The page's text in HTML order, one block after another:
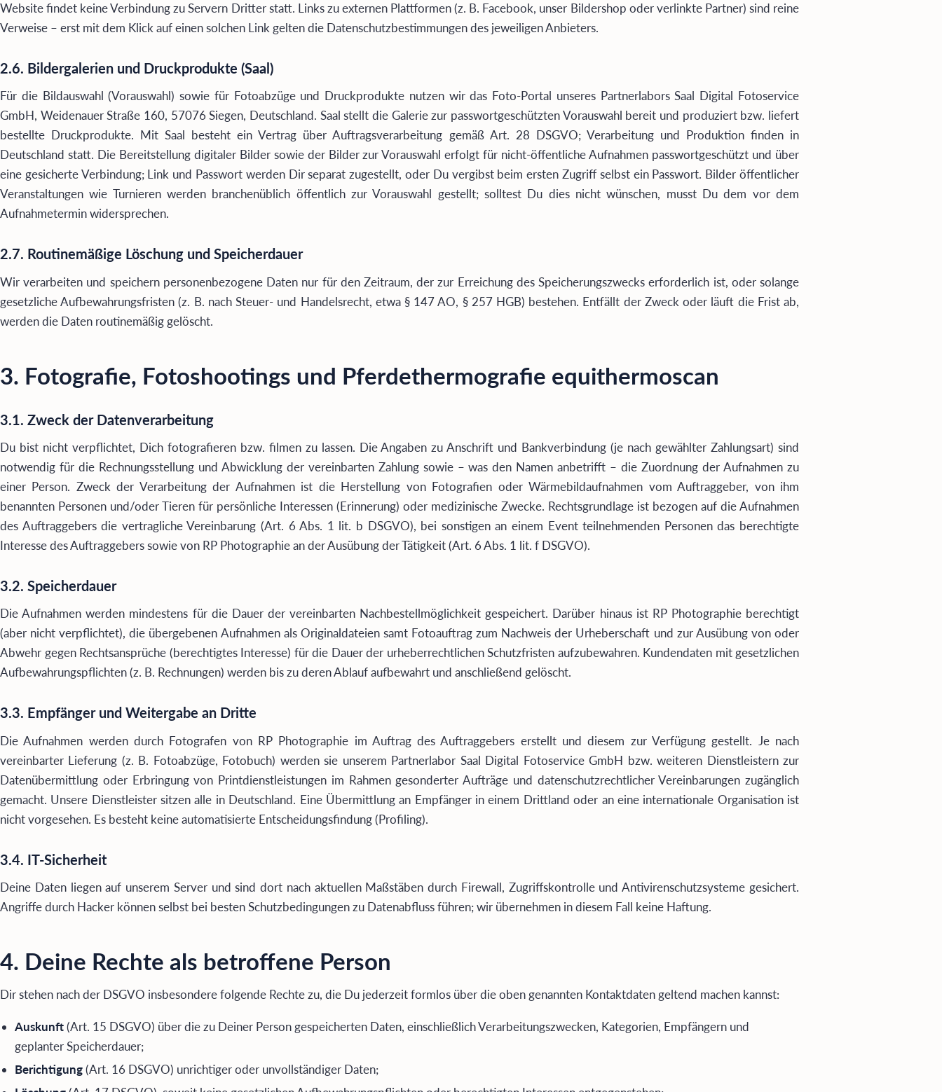
Website findet keine Verbindung zu Servern Dritter statt. Links zu externen Plattformen (z. B. Facebook, unser Bildershop oder verlinkte Partner) sind reine
Verweise – erst mit dem Klick auf einen solchen Link gelten die Datenschutzbestimmungen des jeweiligen Anbieters.
2.6. Bildergalerien und Druckprodukte (Saal)
Für die Bildauswahl (Vorauswahl) sowie für Fotoabzüge und Druckprodukte nutzen wir das Foto-Portal unseres Partnerlabors Saal Digital Fotoservice
GmbH, Weidenauer Straße 160, 57076 Siegen, Deutschland. Saal stellt die Galerie zur passwortgeschützten Vorauswahl bereit und produziert bzw. liefert
bestellte Druckprodukte. Mit Saal besteht ein Vertrag über Auftragsverarbeitung gemäß Art. 28 DSGVO; Verarbeitung und Produktion finden in
Deutschland statt. Die Bereitstellung digitaler Bilder sowie der Bilder zur Vorauswahl erfolgt für nicht-öffentliche Aufnahmen passwortgeschützt und über
eine gesicherte Verbindung; Link und Passwort werden Dir separat zugestellt, oder Du vergibst beim ersten Zugriff selbst ein Passwort. Bilder öffentlicher
Veranstaltungen wie Turnieren werden branchenüblich öffentlich zur Vorauswahl gestellt; solltest Du dies nicht wünschen, musst Du dem vor dem
Aufnahmetermin widersprechen.
2.7. Routinemäßige Löschung und Speicherdauer
Wir verarbeiten und speichern personenbezogene Daten nur für den Zeitraum, der zur Erreichung des Speicherungszwecks erforderlich ist, oder solange
gesetzliche Aufbewahrungsfristen (z. B. nach Steuer- und Handelsrecht, etwa § 147 AO, § 257 HGB) bestehen. Entfällt der Zweck oder läuft die Frist ab,
werden die Daten routinemäßig gelöscht.
3. Fotografie, Fotoshootings und Pferdethermografie equithermoscan
3.1. Zweck der Datenverarbeitung
Du bist nicht verpflichtet, Dich fotografieren bzw. filmen zu lassen. Die Angaben zu Anschrift und Bankverbindung (je nach gewählter Zahlungsart) sind
notwendig für die Rechnungsstellung und Abwicklung der vereinbarten Zahlung sowie – was den Namen anbetrifft – die Zuordnung der Aufnahmen zu
einer Person. Zweck der Verarbeitung der Aufnahmen ist die Herstellung von Fotografien oder Wärmebildaufnahmen vom Auftraggeber, von ihm
benannten Personen und/oder Tieren für persönliche Interessen (Erinnerung) oder medizinische Zwecke. Rechtsgrundlage ist bezogen auf die Aufnahmen
des Auftraggebers die vertragliche Vereinbarung (Art. 6 Abs. 1 lit. b DSGVO), bei sonstigen an einem Event teilnehmenden Personen das berechtigte
Interesse des Auftraggebers sowie von RP Photographie an der Ausübung der Tätigkeit (Art. 6 Abs. 1 lit. f DSGVO).
3.2. Speicherdauer
Die Aufnahmen werden mindestens für die Dauer der vereinbarten Nachbestellmöglichkeit gespeichert. Darüber hinaus ist RP Photographie berechtigt
(aber nicht verpflichtet), die übergebenen Aufnahmen als Originaldateien samt Fotoauftrag zum Nachweis der Urheberschaft und zur Ausübung von oder
Abwehr gegen Rechtsansprüche (berechtigtes Interesse) für die Dauer der urheberrechtlichen Schutzfristen aufzubewahren. Kundendaten mit gesetzlichen
Aufbewahrungspflichten (z. B. Rechnungen) werden bis zu deren Ablauf aufbewahrt und anschließend gelöscht.
3.3. Empfänger und Weitergabe an Dritte
Die Aufnahmen werden durch Fotografen von RP Photographie im Auftrag des Auftraggebers erstellt und diesem zur Verfügung gestellt. Je nach
vereinbarter Lieferung (z. B. Fotoabzüge, Fotobuch) werden sie unserem Partnerlabor Saal Digital Fotoservice GmbH bzw. weiteren Dienstleistern zur
Datenübermittlung oder Erbringung von Printdienstleistungen im Rahmen gesonderter Aufträge und datenschutzrechtlicher Vereinbarungen zugänglich
gemacht. Unsere Dienstleister sitzen alle in Deutschland. Eine Übermittlung an Empfänger in einem Drittland oder an eine internationale Organisation ist
nicht vorgesehen. Es besteht keine automatisierte Entscheidungsfindung (Profiling).
3.4. IT-Sicherheit
Deine Daten liegen auf unserem Server und sind dort nach aktuellen Maßstäben durch Firewall, Zugriffskontrolle und Antivirenschutzsysteme gesichert.
Angriffe durch Hacker können selbst bei besten Schutzbedingungen zu Datenabfluss führen; wir übernehmen in diesem Fall keine Haftung.
4. Deine Rechte als betroffene Person
Dir stehen nach der DSGVO insbesondere folgende Rechte zu, die Du jederzeit formlos über die oben genannten Kontaktdaten geltend machen kannst:
Auskunft(Art. 15 DSGVO) über die zu Deiner Person gespeicherten Daten, einschließlich Verarbeitungszwecken, Kategorien, Empfängern und
geplanter Speicherdauer;
Berichtigung(Art. 16 DSGVO) unrichtiger oder unvollständiger Daten;